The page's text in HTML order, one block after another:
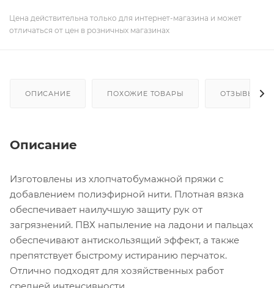
Цена действительна только для интернет-магазина и может
отличаться от цен в розничных магазинах
ОПИСАНИЕ ПОХОЖИЕ ТОВАРЫ ОТЗЫВЫ
Описание
Изготовлены из хлопчатобумажной пряжи с
добавлением полиэфирной нити. Плотная вязка
обеспечивает наилучшую защиту рук от
загрязнений. ПВХ напыление на ладони и пальцах
обеспечивают антискользящий эффект, а также
препятствует быстрому истиранию перчаток.
Отлично подходят для хозяйственных работ